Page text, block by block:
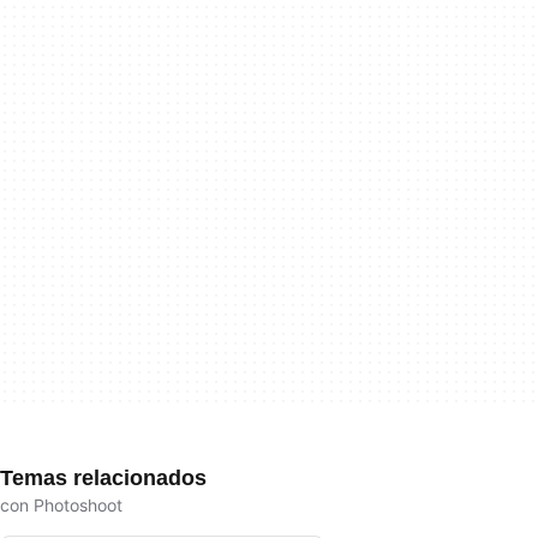
Temas relacionados
con Photoshoot